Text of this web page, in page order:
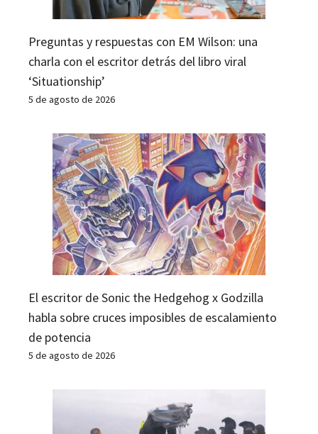
Preguntas y respuestas con EM Wilson: una
charla con el escritor detrás del libro viral
‘Situationship’
5 de agosto de 2026
El escritor de Sonic the Hedgehog x Godzilla
habla sobre cruces imposibles de escalamiento
de potencia
5 de agosto de 2026